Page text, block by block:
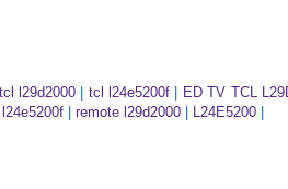
tcl l29d2000| tcl l24e5200f
ED TV TCL
remote l29d2000 L24E5200